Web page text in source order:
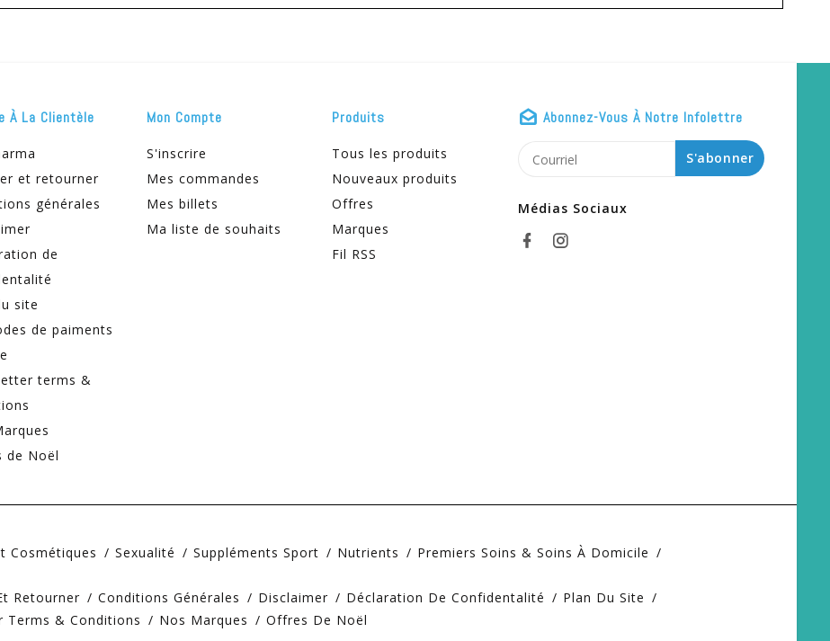
À La Clientèle
et retourner
générales
de
site
de paiments
terms &
de Noël
Mon Compte
S'inscrire
Mes commandes
Mes billets
Ma liste de souhaits
Produits
Tous les produits
Nouveaux produits
Offres
Marques
Fil RSS
Abonnez-Vous À Notre Infolettre
S'abonner
Médias Sociaux
Cosmétiques Sexualité Suppléments Sport Nutrients
Premiers Soins & Soins À Domicile
Retourner Conditions Générales Disclaimer Déclaration De Confidentalité
Plan Du Site
Terms & Conditions Nos Marques Offres De Noël